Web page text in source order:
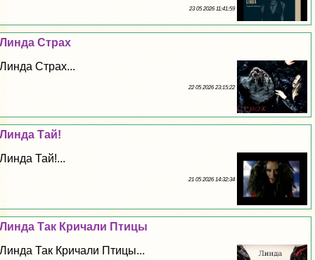
23 05 2026 11:41:59
Линда Страх
Линда Страх...
22 05 2026 23:15:22
Линда Тай!
Линда Тай!...
21 05 2026 14:32:34
Линда Так Кричали Птицы
Линда Так Кричали Птицы...